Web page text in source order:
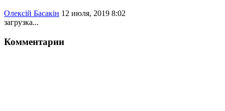
Олексій Басакін 12 июля, 2019 8:02
загрузка...
Комментарии